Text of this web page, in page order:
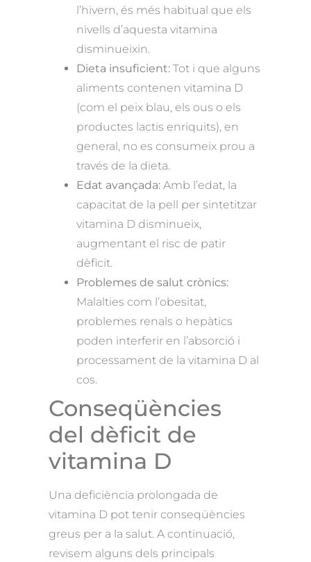
l’hivern, és més habitual que els
nivells d’aquesta vitamina
disminueixin.
Dieta insuficient: Tot i que alguns
aliments contenen vitamina D
(com el peix blau, els ous o els
productes lactis enriquits), en
general, no es consumeix prou a
través de la dieta.
Edat avançada: Amb l’edat, la
capacitat de la pell per sintetitzar
vitamina D disminueix,
augmentant el risc de patir
dèficit.
Problemes de salut crònics:
Malalties com l’obesitat,
problemes renals o hepàtics
poden interferir en l’absorció i
processament de la vitamina D al
cos.
Conseqüències
del dèficit de
vitamina D
Una deficiència prolongada de
vitamina D pot tenir conseqüències
greus per a la salut. A continuació,
revisem alguns dels principals